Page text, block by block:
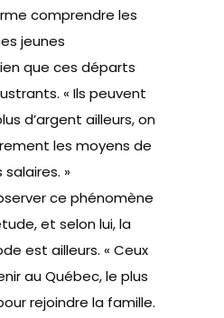
comprendre les
jeunes
que ces départs
« Ils peuvent
d’argent ailleurs, on
les moyens de
»
ce phénomène
et selon lui, la
est ailleurs. « Ceux
au Québec, le plus
rejoindre la famille.